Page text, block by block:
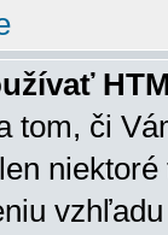
tom, či
niektoré